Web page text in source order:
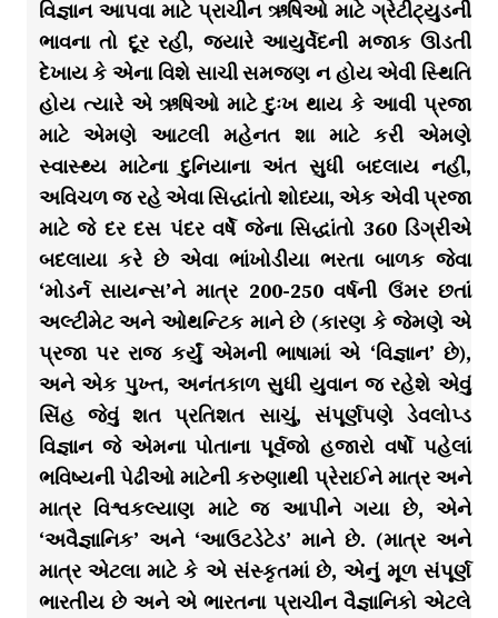
વિજ્ઞાન આપવા માટે પ્રાચીન ઋષિઓ માટે ગ્રેટીટ્યુડની
ભાવના તો દૂર રહી, જ્યારે આયુર્વેદની મજાક ઊડતી
દેખાય કે એના વિશે સાચી સમજણ ન હોય એવી સ્થિતિ
હોય ત્યારે એ ઋષિઓ માટે દુઃખ થાય કે આવી પ્રજા
માટે એમણે આટલી મહેનત શા માટે કરી એમણે
સ્વાસ્થ્ય માટેના દુનિયાના અંત સુધી બદલાય નહીં,
અવિચળ જ રહે એવા સિદ્ધાંતો શોધ્યા, એક એવી પ્રજા
માટે જે દર દસ પંદર વર્ષે જેના સિદ્ધાંતો 360 ડિગ્રીએ
બદલાયા કરે છે એવા ભાંખોડીયા ભરતા બાળક જેવા
‘મોડર્ન સાયન્સ’ને માત્ર 200-250 વર્ષની ઉંમર છતાં
અલ્ટીમેટ અને ઓથન્ટિક માને છે (કારણ કે જેમણે એ
પ્રજા પર રાજ કર્યું એમની ભાષામાં એ ‘વિજ્ઞાન’ છે),
અને એક પુખ્ત, અનંતકાળ સુધી યુવાન જ રહેશે એવું
સિંહ જેવું શત પ્રતિશત સાચું, સંપૂર્ણપણે ડેવલોપ્ડ
વિજ્ઞાન જે એમના પોતાના પૂર્વજો હજારો વર્ષો પહેલાં
ભવિષ્યની પેઢીઓ માટેની કરુણાથી પ્રેરાઈને માત્ર અને
માત્ર વિશ્વકલ્યાણ માટે જ આપીને ગયા છે, એને
‘અવૈજ્ઞાનિક’ અને ‘આઉટડેટેડ’ માને છે. (માત્ર અને
માત્ર એટલા માટે કે એ સંસ્કૃતમાં છે, એનું મૂળ સંપૂર્ણ
ભારતીય છે અને એ ભારતના પ્રાચીન વૈજ્ઞાનિકો એટલે